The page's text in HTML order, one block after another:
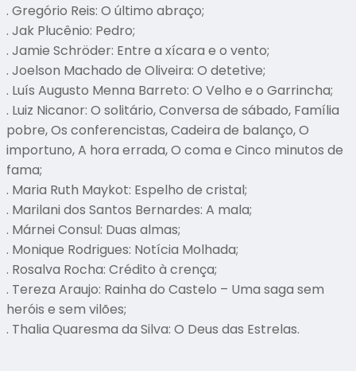
. Gregório Reis: O último abraço;
. Jak Plucênio: Pedro;
. Jamie Schröder: Entre a xícara e o vento;
. Joelson Machado de Oliveira: O detetive;
. Luís Augusto Menna Barreto: O Velho e o Garrincha;
. Luiz Nicanor: O solitário, Conversa de sábado, Família
pobre, Os conferencistas, Cadeira de balanço, O
importuno, A hora errada, O coma e Cinco minutos de
fama;
. Maria Ruth Maykot: Espelho de cristal;
. Marilani dos Santos Bernardes: A mala;
. Márnei Consul: Duas almas;
. Monique Rodrigues: Notícia Molhada;
. Rosalva Rocha: Crédito à crença;
. Tereza Araujo: Rainha do Castelo – Uma saga sem
heróis e sem vilões;
. Thalia Quaresma da Silva: O Deus das Estrelas.